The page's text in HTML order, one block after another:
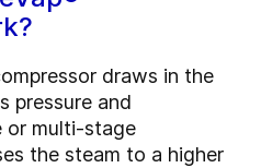
draws in the
pressure and
or multi-stage
the steam to a higher